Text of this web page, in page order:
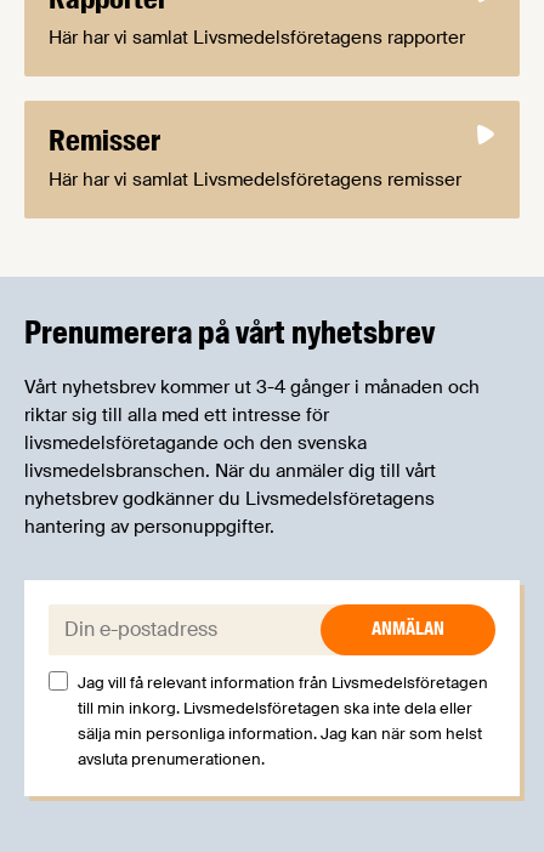
Här har vi samlat Livsmedelsföretagens rapporter
Remisser
Här har vi samlat Livsmedelsföretagens remisser
Prenumerera på vårt nyhetsbrev
Vårt nyhetsbrev kommer ut 3-4 gånger i månaden och
riktar sig till alla med ett intresse för
livsmedelsföretagande och den svenska
livsmedelsbranschen. När du anmäler dig till vårt
nyhetsbrev godkänner du Livsmedelsföretagens
hantering av personuppgifter.
E-post:
Jag vill få relevant information från Livsmedelsföretagen
till min inkorg. Livsmedelsföretagen ska inte dela eller
sälja min personliga information. Jag kan när som helst
avsluta prenumerationen.